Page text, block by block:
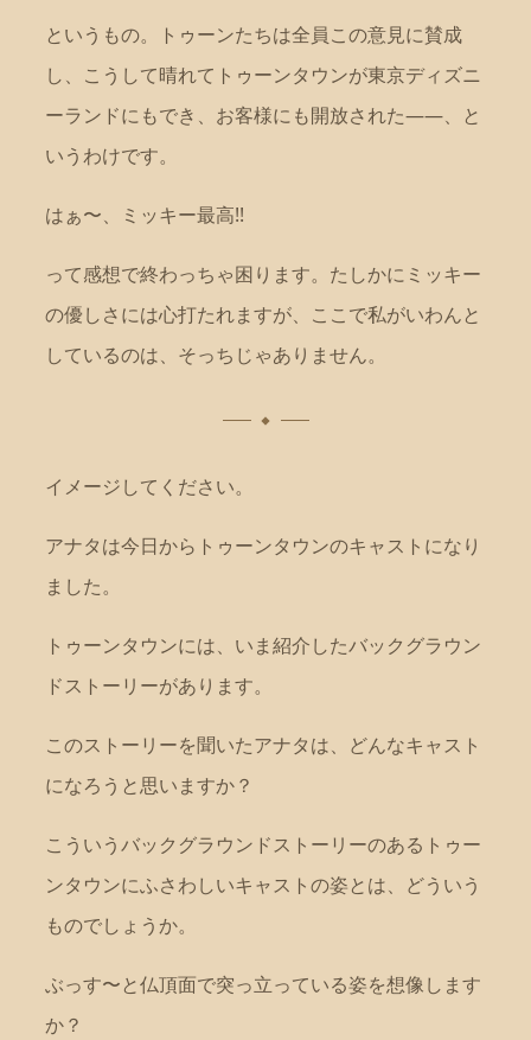
というもの。トゥーンたちは全員この意見に賛成
し、こうして晴れてトゥーンタウンが東京ディズニ
ーランドにもでき、お客様にも開放された——、と
いうわけです。
はぁ〜、ミッキー最高!!
って感想で終わっちゃ困ります。たしかにミッキー
の優しさには心打たれますが、ここで私がいわんと
しているのは、そっちじゃありません。
イメージしてください。
アナタは今日からトゥーンタウンのキャストになり
ました。
トゥーンタウンには、いま紹介したバックグラウン
ドストーリーがあります。
このストーリーを聞いたアナタは、どんなキャスト
になろうと思いますか？
こういうバックグラウンドストーリーのあるトゥー
ンタウンにふさわしいキャストの姿とは、どういう
ものでしょうか。
ぶっす〜と仏頂面で突っ立っている姿を想像します
か？